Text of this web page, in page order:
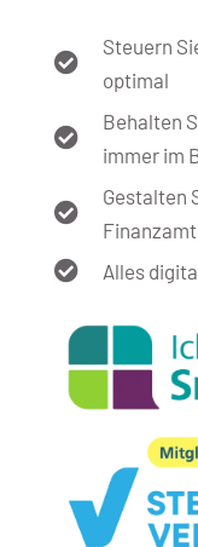
Steuern
optimal
Behalten
immer im
Gestalten
Alles